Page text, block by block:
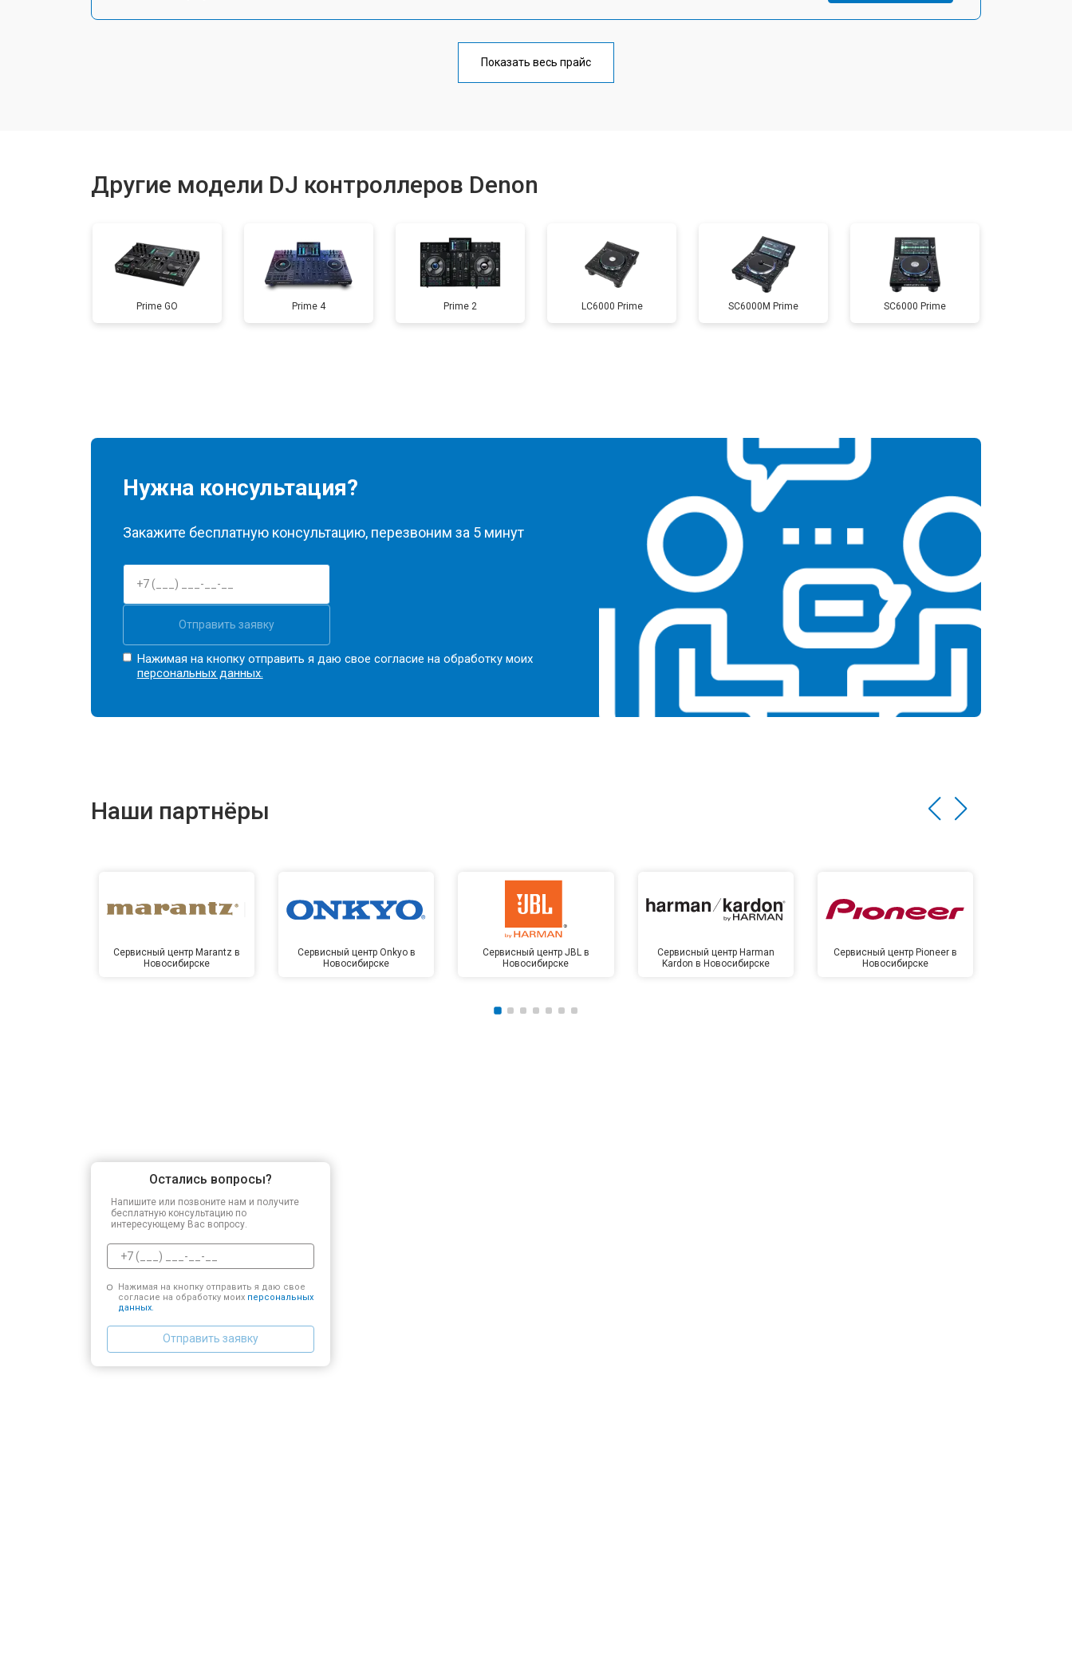
от 60 мин
Показать весь прайс
Другие модели DJ контроллеров Denon
Prime GO Prime 4 Prime 2 LC6000 Prime SC6000M Prime SC6000 Prime
Нужна консультация?
Закажите бесплатную консультацию, перезвоним за 5 минут
Отправить заявку
Нажимая на кнопку отправить я даю свое согласие на обработку моих
персональных данных.
Наши партнёры
Сервисный центр Marantz в
Новосибирске
Сервисный центр Onkyo в
Новосибирске
Сервисный центр JBL в
Новосибирске
Сервисный центр Harman
Kardon в Новосибирске
Сервисный центр Pioneer в
Новосибирске
Остались вопросы?
Напишите или позвоните нам и получите
бесплатную консультацию по
интересующему Вас вопросу.
Нажимая на кнопку отправить я даю свое
согласие на обработку моих персональных
данных.
Отправить заявку